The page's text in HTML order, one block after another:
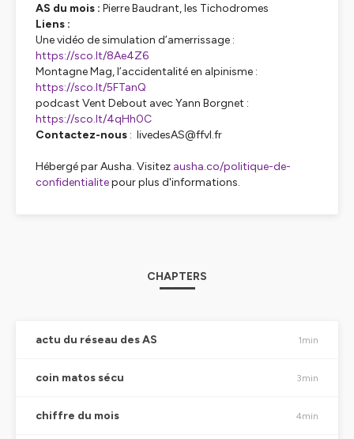
AS du mois : Pierre Baudrant, les Tichodromes
Liens :
Une vidéo de simulation d’amerrissage :
https://sco.lt/8Ae4Z6
Montagne Mag, l’accidentalité en alpinisme :
https://sco.lt/5FTanQ
podcast Vent Debout avec Yann Borgnet :
https://sco.lt/4qHh0C
Contactez-nous : livedesAS@ffvl.fr
Hébergé par Ausha. Visitez ausha.co/politique-de-
confidentialitepour plus d'informations.
CHAPTERS
actu du réseau des AS 1min
coin matos sécu 3min
chiffre du mois 4min